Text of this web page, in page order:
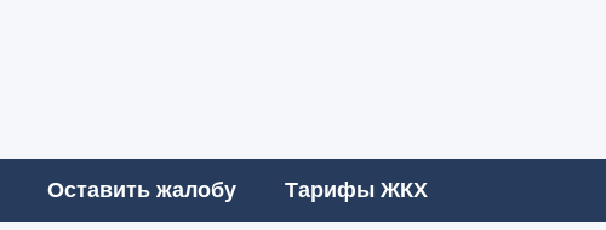
Оставить жалобу Тарифы ЖКХ